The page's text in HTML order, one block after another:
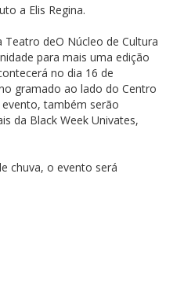
a Elis Regina.
deO Núcleo de Cultura
para mais uma edição
no dia 16 de
gramado ao lado do Centro
também serão
da Black Week Univates,
chuva, o evento será